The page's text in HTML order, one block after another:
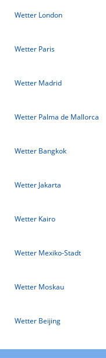
Wetter London
Wetter Paris
Wetter Madrid
Wetter Palma de Mallorca
Wetter Bangkok
Wetter Jakarta
Wetter Kairo
Wetter Mexiko-Stadt
Wetter Moskau
Wetter Beijing